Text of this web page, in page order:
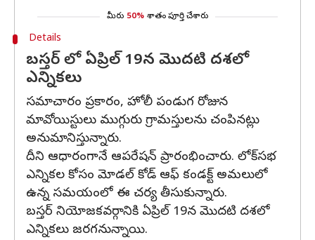
మీరు 50% శాతం పూర్తి చేశారు
Details
బస్తర్ లో ఏప్రిల్ 19న మొదటి దశలో
ఎన్నికలు
సమాచారం ప్రకారం, హోలీ పండుగ రోజున
మావోయిస్టులు ముగ్గురు గ్రామస్తులను చంపినట్లు
అనుమానిస్తున్నారు.
దీని ఆధారంగానే ఆపరేషన్ ప్రారంభించారు. లోక్‌సభ
ఎన్నికల కోసం మోడల్ కోడ్ ఆఫ్ కండక్ట్ అమలులో
ఉన్న సమయంలో ఈ చర్య తీసుకున్నారు.
బస్తర్ నియోజకవర్గానికి ఏప్రిల్ 19న మొదటి దశలో
ఎన్నికలు జరగనున్నాయి.